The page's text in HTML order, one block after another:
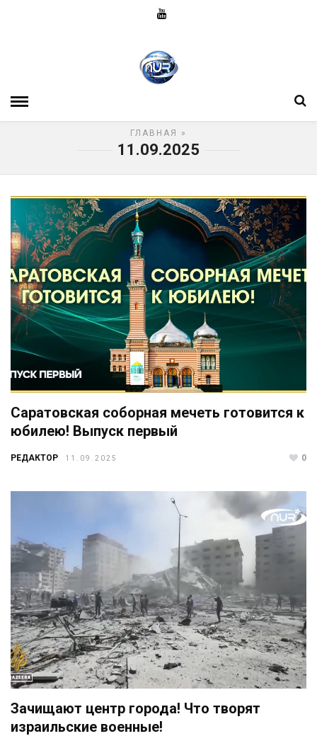
ГЛАВНАЯ »
11.09.2025
Саратовская соборная мечеть готовится к
юбилею! Выпуск первый
РЕДАКТОР 11.09.2025 0
Зачищают центр города! Что творят
израильские военные!